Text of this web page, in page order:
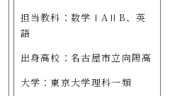
担当教科：数学ⅠAⅡB、英
語
出身高校：名古屋市立向陽高
大学：東京大学理科一類